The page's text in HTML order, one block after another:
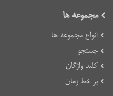
مجموعه ها
انواع مجموعه ها
جستجو
کلید واژگان
بر خط زمان